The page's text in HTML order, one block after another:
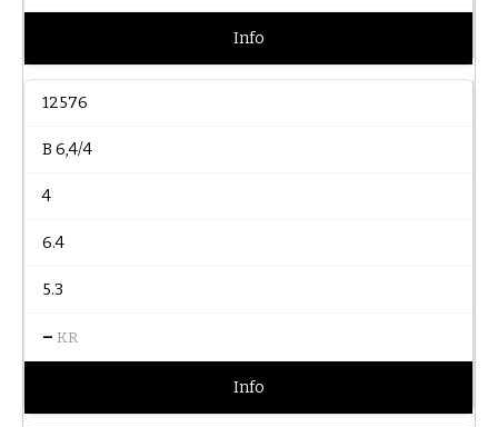
Info
12576
B 6,4/4
4
6.4
5.3
– KR
Info